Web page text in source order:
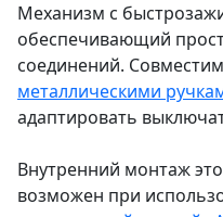
Механизм с
обеспечивающий
соединений.
металлическими
адаптировать
Внутренний монтаж
возможен при